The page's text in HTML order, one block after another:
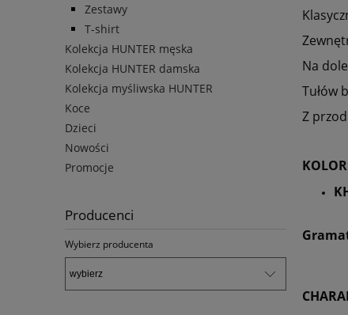
Zestawy
T-shirt
Kolekcja HUNTER męska
Kolekcja HUNTER damska
Kolekcja myśliwska HUNTER
Koce
Dzieci
Nowości
Promocje
Producenci
Wybierz producenta
Na
Tułów
Z